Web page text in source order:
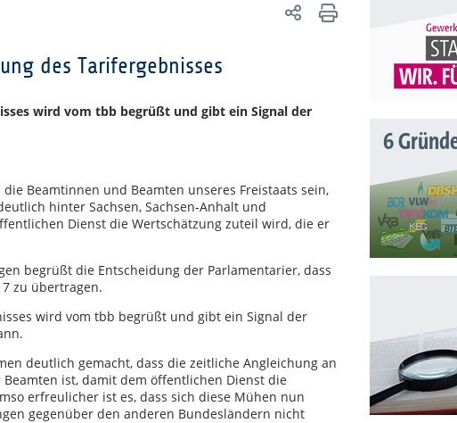
des Tarifergebnisses
wird vom tbb begrüßt und gibt ein Signal der
Beamtinnen und Beamten unseres Freistaats sein,
hinter Sachsen, Sachsen-Anhalt und
Dienst die Wertschätzung zuteil wird, die er
begrüßt die Entscheidung der Parlamentarier, dass
zu übertragen.
wird vom tbb begrüßt und gibt ein Signal der
deutlich gemacht, dass die zeitliche Angleichung an
ist, damit dem öffentlichen Dienst die
erfreulicher ist es, dass sich diese Mühen nun
gegenüber den anderen Bundesländern nicht
6